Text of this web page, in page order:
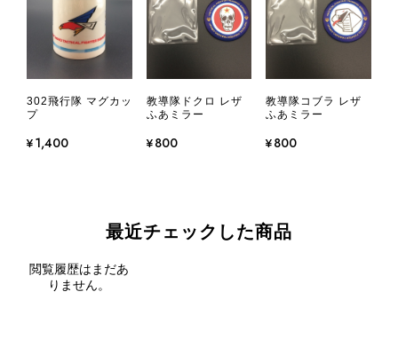
302飛行隊 マグカッ
プ
¥1,400
教導隊ドクロ レザ
ふあミラー
¥800
教導隊コブラ レザ
ふあミラー
¥800
最近チェックした商品
閲覧履歴はまだあ
りません。